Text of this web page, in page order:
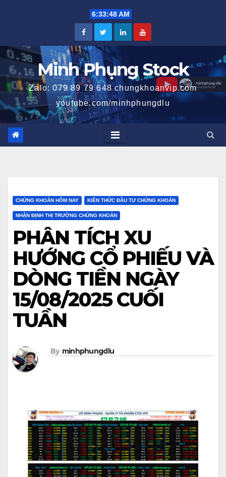
6:33:49 AM
Minh Phụng Stock
Zalo: 079 89 79 648 chungkhoanvip.com
youtube.com/minhphungdlu
CHỨNG KHOÁN HÔM NAY KIẾN THỨC ĐẦU TƯ CHỨNG KHOÁN
NHẬN ĐỊNH THỊ TRƯỜNG CHỨNG KHOÁN
PHÂN TÍCH XU
HƯỚNG CỔ PHIẾU VÀ
DÒNG TIỀN NGÀY
15/08/2025 CUỐI
TUẦN
By minhphungdlu